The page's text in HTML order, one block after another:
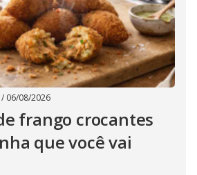
/ 06/08/2026
frango crocantes
que você vai